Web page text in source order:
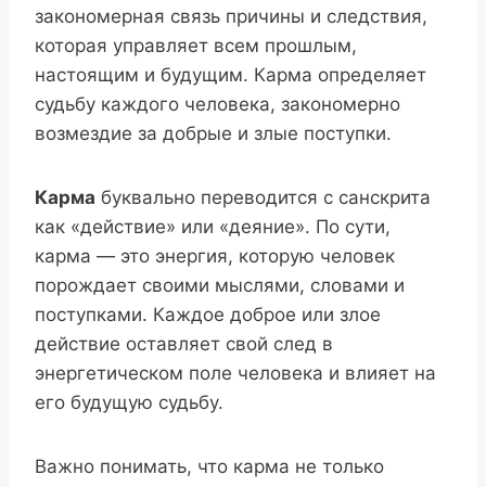
закономерная связь причины и следствия,
которая управляет всем прошлым,
настоящим и будущим. Карма определяет
судьбу каждого человека, закономерно
возмездие за добрые и злые поступки.
Карма буквально переводится с санскрита
как «действие» или «деяние». По сути,
карма — это энергия, которую человек
порождает своими мыслями, словами и
поступками. Каждое доброе или злое
действие оставляет свой след в
энергетическом поле человека и влияет на
его будущую судьбу.
Важно понимать, что карма не только